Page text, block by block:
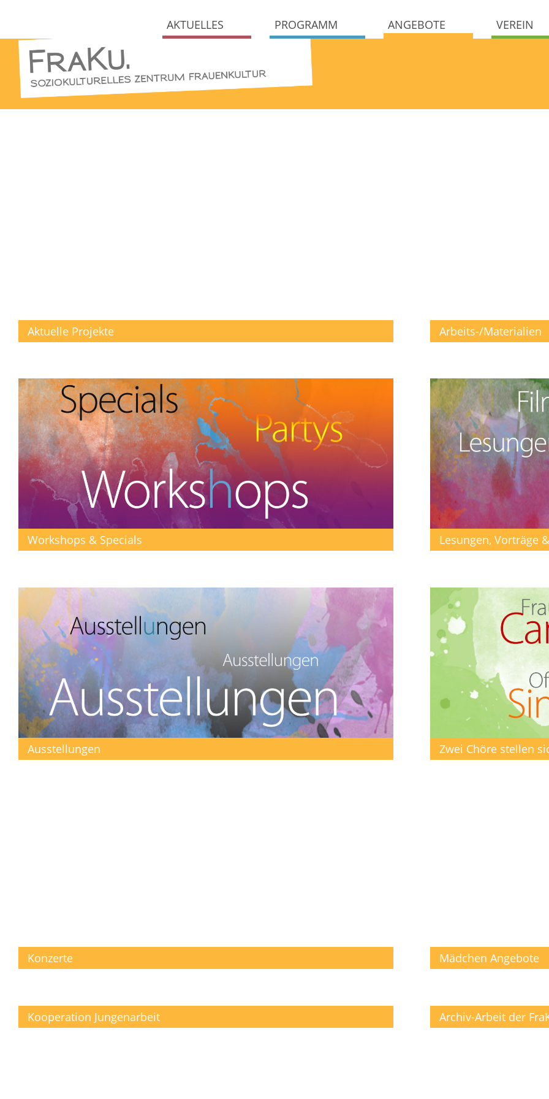
AKTUELLES PROGRAMM ANGEBOTE VEREIN
Aktuelle Projekte Arbeits-/Materialien
Workshops & Specials Lesungen, Vorträge
Ausstellungen Zwei Chöre stellen
Konzerte Mädchen Angebote
Kooperation Jungenarbeit Archiv-Arbeit der